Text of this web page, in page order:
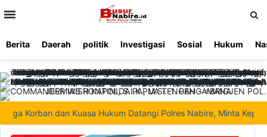
Berita Daerah politik Investigasi Sosial Hukum
Korban dan Kuasa Hukum Datangi Polres Nabire, Minta